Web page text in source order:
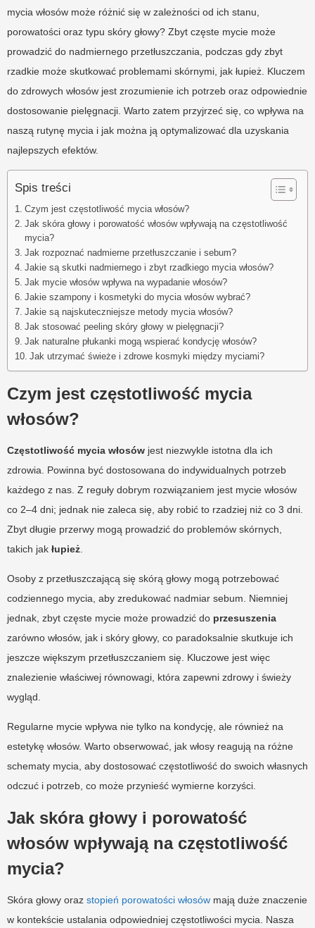
mycia włosów może różnić się w zależności od ich stanu,
porowatości oraz typu skóry głowy? Zbyt częste mycie może
prowadzić do nadmiernego przetłuszczania, podczas gdy zbyt
rzadkie może skutkować problemami skórnymi, jak łupież. Kluczem
do zdrowych włosów jest zrozumienie ich potrzeb oraz odpowiednie
dostosowanie pielęgnacji. Warto zatem przyjrzeć się, co wpływa na
naszą rutynę mycia i jak można ją optymalizować dla uzyskania
najlepszych efektów.
Spis treści
Czym jest częstotliwość mycia włosów?
Jak skóra głowy i porowatość włosów wpływają na częstotliwość
mycia?
Jak rozpoznać nadmierne przetłuszczanie i sebum?
Jakie są skutki nadmiernego i zbyt rzadkiego mycia włosów?
Jak mycie włosów wpływa na wypadanie włosów?
Jakie szampony i kosmetyki do mycia włosów wybrać?
Jakie są najskuteczniejsze metody mycia włosów?
Jak stosować peeling skóry głowy w pielęgnacji?
Jak naturalne płukanki mogą wspierać kondycję włosów?
Jak utrzymać świeże i zdrowe kosmyki między myciami?
Czym jest częstotliwość mycia
włosów?
Częstotliwość mycia włosów jest niezwykle istotna dla ich
zdrowia. Powinna być dostosowana do indywidualnych potrzeb
każdego z nas. Z reguły dobrym rozwiązaniem jest mycie włosów
co 2–4 dni; jednak nie zaleca się, aby robić to rzadziej niż co 3 dni.
Zbyt długie przerwy mogą prowadzić do problemów skórnych,
takich jak łupież
Osoby z przetłuszczającą się skórą głowy mogą potrzebować
codziennego mycia, aby zredukować nadmiar sebum. Niemniej
jednak, zbyt częste mycie może prowadzić do przesuszenia
zarówno włosów, jak i skóry głowy, co paradoksalnie skutkuje ich
jeszcze większym przetłuszczaniem się. Kluczowe jest więc
znalezienie właściwej równowagi, która zapewni zdrowy i świeży
wygląd.
Regularne mycie wpływa nie tylko na kondycję, ale również na
estetykę włosów. Warto obserwować, jak włosy reagują na różne
schematy mycia, aby dostosować częstotliwość do swoich własnych
odczuć i potrzeb, co może przynieść wymierne korzyści.
Jak skóra głowy i porowatość
włosów wpływają na częstotliwość
mycia?
Skóra głowy oraz stopień porowatości włosów mają duże znaczenie
w kontekście ustalania odpowiedniej częstotliwości mycia. Nasza